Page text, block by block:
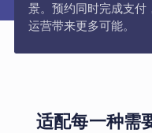
景。预约同时完成支付
运营带来更多可能。
适配每一种需